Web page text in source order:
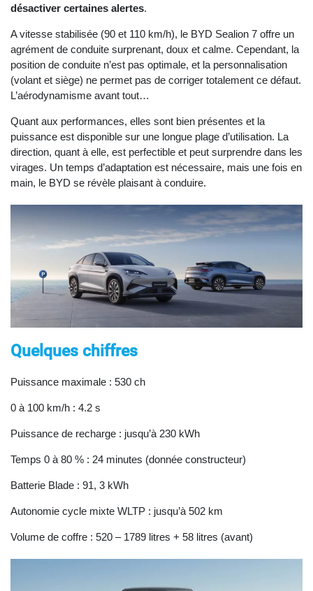
désactiver certaines alertes.
A vitesse stabilisée (90 et 110 km/h), le BYD Sealion 7 offre un
agrément de conduite surprenant, doux et calme. Cependant, la
position de conduite n’est pas optimale, et la personnalisation
(volant et siège) ne permet pas de corriger totalement ce défaut.
L’aérodynamisme avant tout…
Quant aux performances, elles sont bien présentes et la
puissance est disponible sur une longue plage d’utilisation. La
direction, quant à elle, est perfectible et peut surprendre dans les
virages. Un temps d’adaptation est nécessaire, mais une fois en
main, le BYD se révèle plaisant à conduire.
Quelques chiffres
Puissance maximale : 530 ch
0 à 100 km/h : 4.2 s
Puissance de recharge : jusqu’à 230 kWh
Temps 0 à 80 % : 24 minutes (donnée constructeur)
Batterie Blade : 91, 3 kWh
Autonomie cycle mixte WLTP : jusqu’à 502 km
Volume de coffre : 520 – 1789 litres + 58 litres (avant)